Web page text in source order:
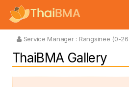
Service Manager : Rangsinee (0-
ThaiBMA Gallery